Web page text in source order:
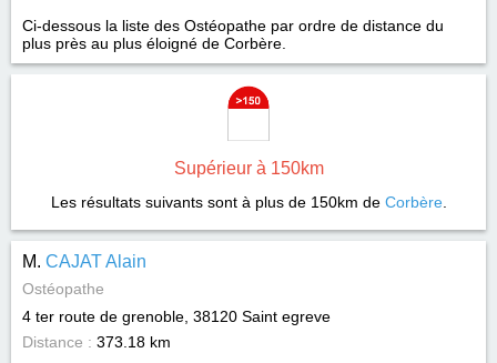
Ci-dessous la liste des Ostéopathe par ordre de distance du
plus près au plus éloigné de Corbère.
Supérieur à 150km
Les résultats suivants sont à plus de 150km de Corbère.
M. CAJAT Alain
Ostéopathe
4 ter route de grenoble, 38120 Saint egreve
Distance : 373.18 km